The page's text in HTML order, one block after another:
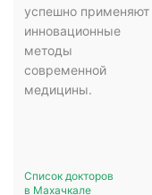
успешно применяют
инновационные
методы
современной
медицины.
Список докторов
в Махачкале